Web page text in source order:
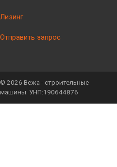
Лизинг
Отправить запрос
© 2026 Вежа - строительные
машины. УНП:190644876